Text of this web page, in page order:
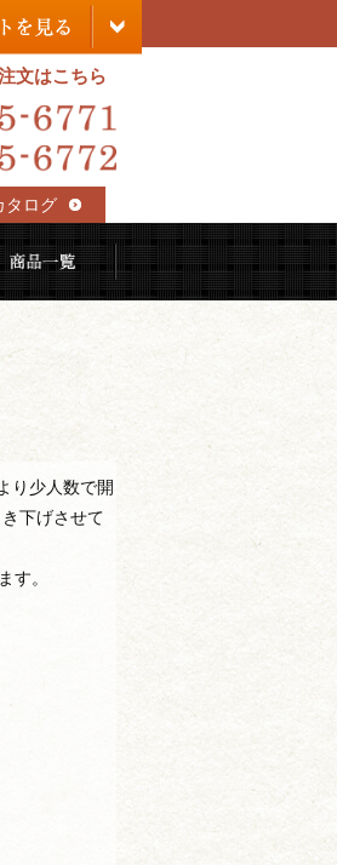
文はこちら
タログ
エリア・注文方法商品一覧
り少人数で開
下げさせて
す。